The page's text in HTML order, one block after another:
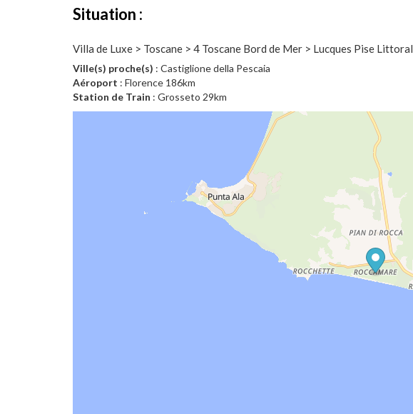
Situation :
Villa de Luxe > Toscane > 4 Toscane Bord de Mer > Lucques Pise Littoral
Ville(s) proche(s) : Castiglione della Pescaia
Aéroport : Florence 186km
Station de Train : Grosseto 29km